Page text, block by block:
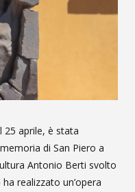
25 aprile, è stata
di San Piero a
Antonio Berti svolto
realizzato un’opera